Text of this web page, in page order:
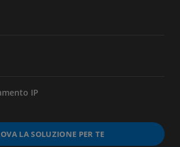
IP
LA SOLUZIONE PER TE